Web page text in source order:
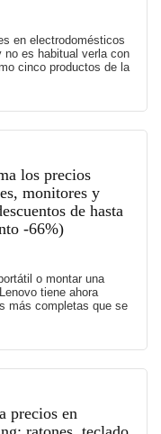
en electrodomésticos
no es habitual verla con
cinco productos de la
los precios
monitores y
de hasta
-66%)
o montar una
tiene ahora
más completas que se
precios en